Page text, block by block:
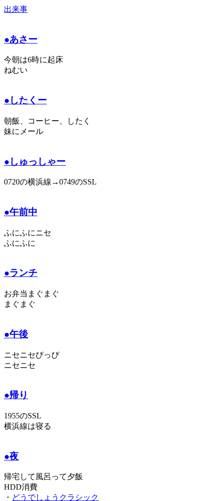
出来事
●あさー
今朝は6時に起床
ねむい
●したくー
朝飯、コーヒー、したく
妹にメール
●しゅっしゃー
0720の横浜線→0749のSSL
●午前中
ふにふにニセ
ふにふに
●ランチ
お弁当まぐまぐ
まぐまぐ
●午後
ニセニセぴっぴ
ニセニセ
●帰り
1955のSSL
横浜線は寝る
●夜
帰宅して風呂って夕飯
HDD消費
・ どうでしょうクラシック